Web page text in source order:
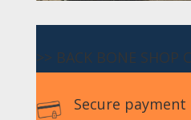
>> BACK BONE SHOP
Secure payment